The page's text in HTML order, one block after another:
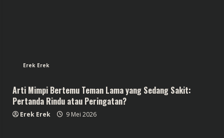
Erek Erek
Arti Mimpi Bertemu Teman Lama yang Sedang Sakit:
Pertanda Rindu atau Peringatan?
Erek Erek 9 Mei 2026